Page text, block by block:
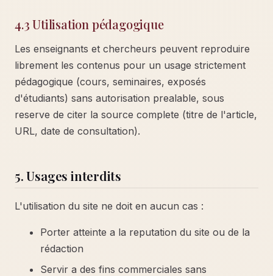
4.3 Utilisation pédagogique
Les enseignants et chercheurs peuvent reproduire
librement les contenus pour un usage strictement
pédagogique (cours, seminaires, exposés
d'étudiants) sans autorisation prealable, sous
reserve de citer la source complete (titre de l'article,
URL, date de consultation).
5. Usages interdits
L'utilisation du site ne doit en aucun cas :
Porter atteinte a la reputation du site ou de la
rédaction
Servir a des fins commerciales sans